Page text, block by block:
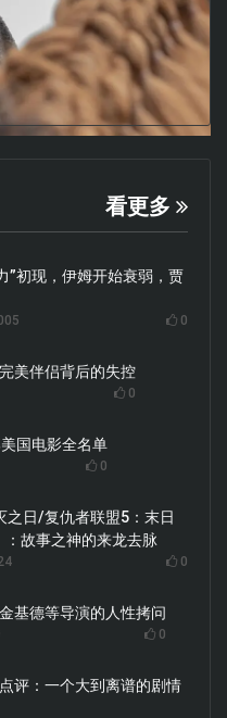
看更多
”初现，伊姆开始衰弱，贾
0
美伴侣背后的失控
0
国电影全名单
0
之日/复仇者联盟5：末日
故事之神的来龙去脉
0
基德等导演的人性拷问
0
评：一个大到离谱的剧情